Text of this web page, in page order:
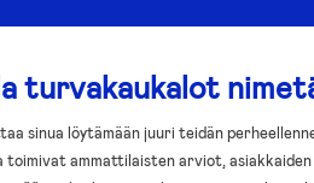
turvakaukalot
sinua löytämään juuri teidän
toimivat ammattilaisten arviot,